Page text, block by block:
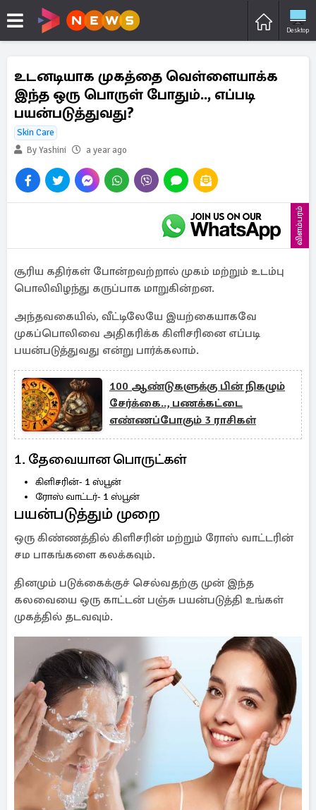
Desktop
உடனடியாக முகத்தை வெள்ளையாக்க
இந்த ஒரு பொருள் போதும்.., எப்படி
பயன்படுத்துவது?
Skin Care
By Yashini
a year ago
விளம்பரம்
சூரிய கதிர்கள் போன்றவற்றால் முகம் மற்றும் உடம்பு
பொலிவிழந்து கருப்பாக மாறுகின்றன.
அந்தவகையில், வீட்டிலேயே இயற்கையாகவே
முகப்பொலிவை அதிகரிக்க கிளிசரினை எப்படி
பயன்படுத்துவது என்று பார்க்கலாம்.
100 ஆண்டுகளுக்கு பின் நிகழும்
சேர்க்கை.., பணக்கட்டை
எண்ணப்போகும் 3 ராசிகள்
1. தேவையான பொருட்கள்
கிளிசரின்- 1 ஸ்பூன்
ரோஸ் வாட்டர்- 1 ஸ்பூன்
பயன்படுத்தும் முறை
ஒரு கிண்ணத்தில் கிளிசரின் மற்றும் ரோஸ் வாட்டரின்
சம பாகங்களை கலக்கவும்.
தினமும் படுக்கைக்குச் செல்வதற்கு முன் இந்த
கலவையை ஒரு காட்டன் பஞ்சு பயன்படுத்தி உங்கள்
முகத்தில் தடவவும்.